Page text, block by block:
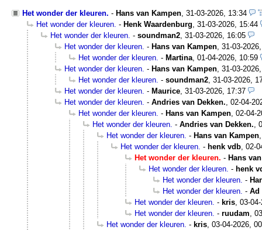
Het wonder der kleuren. - Hans van Kampen, 31-03-2026, 13:34
Het wonder der kleuren. - Henk Waardenburg, 31-03-2026, 15:44
Het wonder der kleuren. - soundman2, 31-03-2026, 16:05
Het wonder der kleuren. - Hans van Kampen, 31-03-
Het wonder der kleuren. - Martina, 01-04-2026, 10:59
Het wonder der kleuren. - Hans van Kampen, 31-03-
Het wonder der kleuren. - soundman2, 31-03-2026,
Het wonder der kleuren. - Maurice, 31-03-2026, 17:37
Het wonder der kleuren. - Andries van Dekken., 02-04-
Het wonder der kleuren. - Hans van Kampen, 02-04-
Het wonder der kleuren. - Andries van Dekken.,
Het wonder der kleuren. - Hans van Kampen
Het wonder der kleuren. - henk vdb, 02-
Het wonder der kleuren. - Hans
Het wonder der kleuren. - henk
Het wonder der kleuren. -
Het wonder der kleuren. - Ad
Het wonder der kleuren. - kris, 03-
Het wonder der kleuren. - ruudam,
Het wonder der kleuren. - kris, 03-04-2026,